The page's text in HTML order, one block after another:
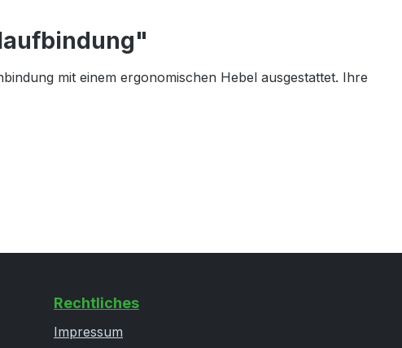
mit einem ergonomischen Hebel ausgestattet. Ihre
Rechtliches
Impressum